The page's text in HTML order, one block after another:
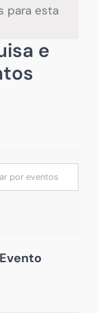
para esta
e